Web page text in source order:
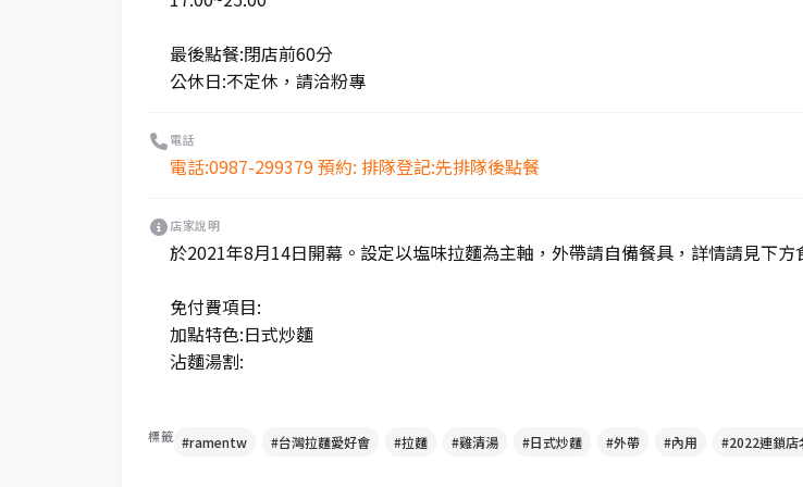
最後點餐:閉店前60分
公休日:不定休，請洽粉專
電話
電話:0987-299379 預約: 排隊登記:先排隊後點餐
店家說明
於2021年8月14日開幕。設定以塩味拉麵為主軸，外帶請自備餐具，詳情請見下方
免付費項目:
加點特色:日式炒麵
沾麵湯割:
標籤 #ramentw #台灣拉麵愛好會 #拉麵 #雞清湯 #日式炒麵 #外帶 #內用 #2022連鎖店